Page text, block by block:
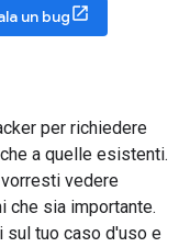
un bug
per richiedere
a quelle esistenti.
vedere
che sia importante.
tuo caso d'uso e